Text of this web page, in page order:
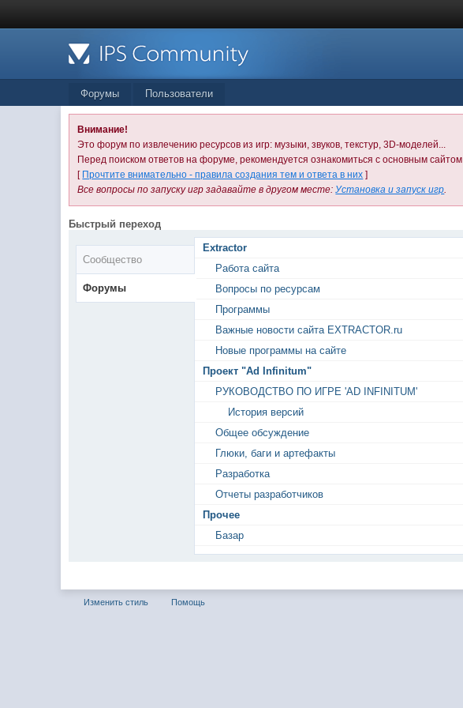
Форумы Пользователи
Внимание!
Это форум по извлечению ресурсов из игр: музыки, звуков, текстур, 3D-моделей...
Перед поиском ответов на форуме, рекомендуется ознакомиться с основным сайтом
[ Прочтите внимательно - правила создания тем и ответа в них ]
Все вопросы по запуску игр задавайте в другом месте:Установка и запуск игр.
Быстрый переход
Сообщество
Форумы
Extractor
Работа сайта
Вопросы по ресурсам
Программы
Важные новости сайта EXTRACTOR.ru
Новые программы на сайте
Проект "Ad Infinitum"
РУКОВОДСТВО ПО ИГРЕ 'AD INFINITUM'
История версий
Общее обсуждение
Глюки, баги и артефакты
Разработка
Отчеты разработчиков
Прочее
Базар
Изменить стиль Помощь